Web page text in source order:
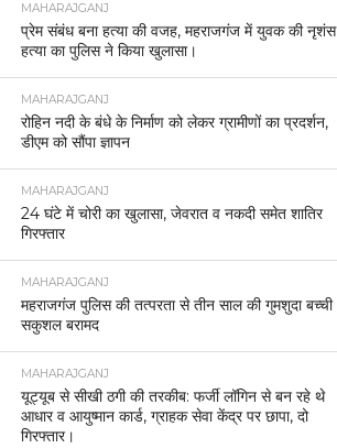
MAHARAJGANJ
प्रेम संबंध बना हत्या की वजह, महराजगंज में युवक की नृशंस
हत्या का पुलिस ने किया खुलासा।
MAHARAJGANJ
रोहिन नदी के बंधे के निर्माण को लेकर ग्रामीणों का प्रदर्शन,
डीएम को सौंपा ज्ञापन
MAHARAJGANJ
24 घंटे में चोरी का खुलासा, जेवरात व नकदी समेत शातिर
गिरफ्तार
MAHARAJGANJ
महराजगंज पुलिस की तत्परता से तीन साल की गुमशुदा बच्ची
सकुशल बरामद
MAHARAJGANJ
यूट्यूब से सीखी ठगी की तरकीब: फर्जी लॉगिन से बन रहे थे
आधार व आयुष्मान कार्ड, ग्राहक सेवा केंद्र पर छापा, दो
गिरफ्तार।